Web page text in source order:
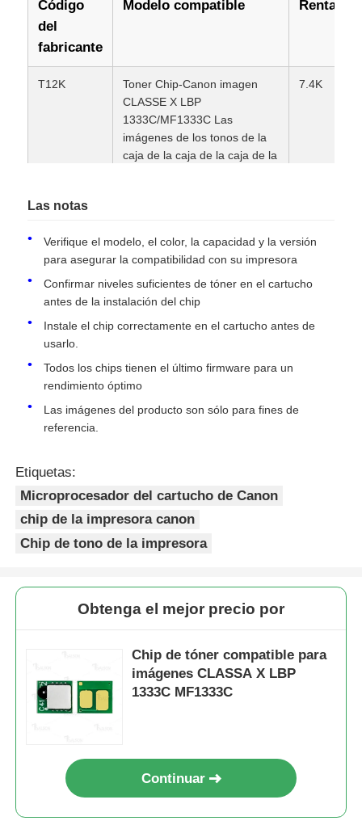
Contacto
Solicitar una cotización
Toner chip de HP
Chip de tóner Xerox
Chips de tóner de Kyocera
Chip de tono de Canon
Chip de tóner Brother
Chip de tono de Minolta
Chip de tonificante de Ricoh
Chip afilado
Partes de impresoras y copiadoras
Código
del
fabricante
Modelo compatible
T12K
Toner Chip-Canon imagen
CLASSE X LBP
1333C/MF1333C Las
imágenes de los tonos de la
caja de la caja de la caja de la
7.4K
T12C
1333C/MF1333C Las
imágenes de los tonos de la
caja de la caja de la caja de la
caja de la caja
T12M
Toner Chip-Canon imagen
1333C/MF1333C Las
imágenes de los tonos de la
caja de la caja
5.3K
1333C/MF1333C Las
caja de la caja de la caja de la
caja de la caja
Las notas
Verifique el modelo, el color, la capacidad y la versión
para asegurar la compatibilidad con su impresora
Confirmar niveles suficientes de tóner en el cartucho
antes de la instalación del chip
Instale el chip correctamente en el cartucho antes de
usarlo.
Todos los chips tienen el último firmware para un
rendimiento óptimo
Las imágenes del producto son sólo para fines de
referencia.
Etiquetas:
Microprocesador del cartucho de Canon
chip de la impresora canon
Chip de tono de la impresora
Obtenga el mejor precio por
Chip de tóner compatible para
imágenes CLASSA X LBP
1333C MF1333C
Continuar